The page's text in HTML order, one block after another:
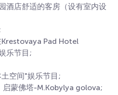
酒店舒适的客房（设有室内设
Pad Hotel
乐节目;
空间"娱乐节目;
启蒙佛塔-M.Kobylya golova;